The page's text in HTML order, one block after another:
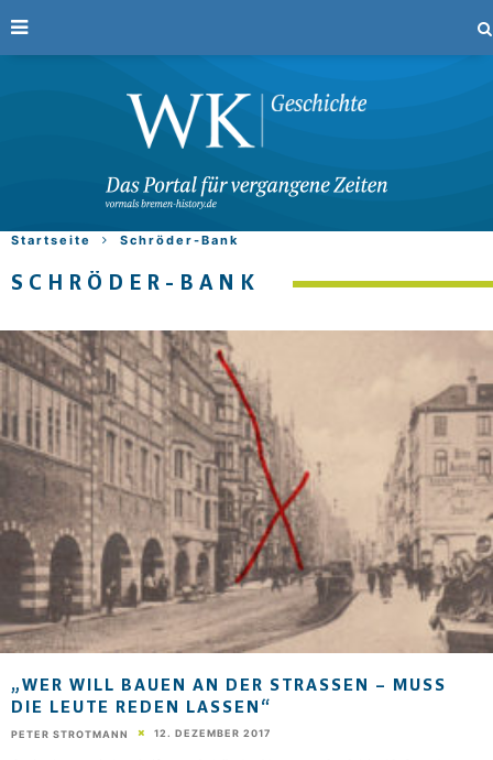
Startseite Schröder-Bank
SCHRÖDER-BANK
„WER WILL BAUEN AN DER STRASSEN – MUSS DI
E LEUTE REDEN LASSEN“
PETER STROTMANN 12. DEZEMBER 2017